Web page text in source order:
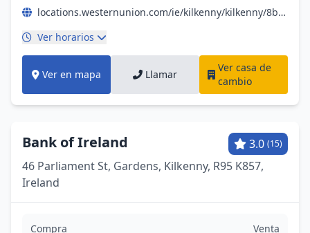
locations.westernunion.com/ie/kilkenny/kilkenny/8bbaac9891fdf6362fcce4e8b4c7848e?q=street%3AHigh+Street%3Bcity%3AKilkenny%3Bcountry%3AIE&loc=High+Street%2C+Kilkenny%2C+Ireland
Ver horarios
Ver en mapa Llamar
Ver casa de
cambio
Bank of Ireland 3.0 (15)
46 Parliament St, Gardens, Kilkenny, R95 K857,
Ireland
Compra Venta